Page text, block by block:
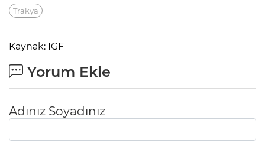
Trakya
Kaynak: IGF
Yorum Ekle
Adınız Soyadınız